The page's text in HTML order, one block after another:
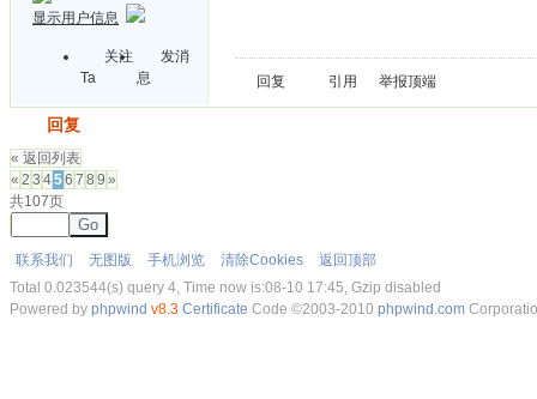
显示用户信息
关注
Ta
发消
息
回复 引用 举报顶端
回复
« 返回列表
« 2 3 456 7 8 9 »
共107页
Go
联系我们 无图版 手机浏览 清除Cookies
返回顶部
Total 0.023544(s) query 4, Time now is:08-10 17:45, Gzip disabled
Powered by phpwind v8.3 Certificate Code ©2003-2010 phpwind.com